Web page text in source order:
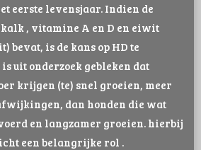
eerste levensjaar. Indien de
, vitamine A en D en eiwit
bevat, is de kans op HD te
uit onderzoek gebleken dat
krijgen (te) snel groeien, meer
dan honden die wat
en langzamer groeien. hierbij
een belangrijke rol .